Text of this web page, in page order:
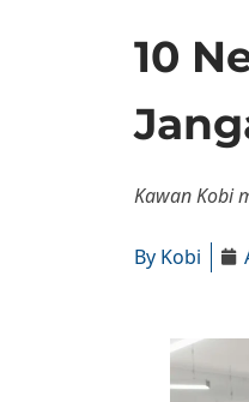
10
Kawan Kobi
By Kobi